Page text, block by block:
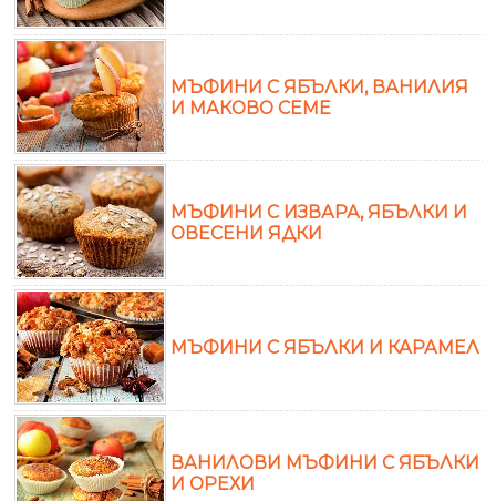
МЪФИНИ С ЯБЪЛКИ, ВАНИЛИЯ
И МАКОВО СЕМЕ
МЪФИНИ С ИЗВАРА, ЯБЪЛКИ И
ОВЕСЕНИ ЯДКИ
МЪФИНИ С ЯБЪЛКИ И КАРАМЕЛ
ВАНИЛОВИ МЪФИНИ С ЯБЪЛКИ
И ОРЕХИ